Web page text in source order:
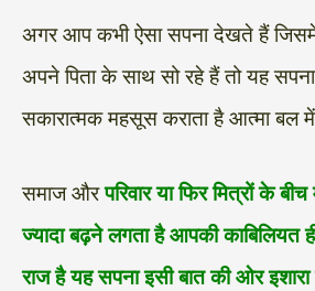
अगर आप कभी ऐसा सपना देखते हैं
अपने पिता के साथ सो रहे हैं तो यह
सकारात्मक महसूस कराता है आत्मा बल में
समाज औरपरिवार या फिर मित्रों के
ज्यादा बढ़ने लगता है आपकी
राज है यह सपना इसी बात की ओर